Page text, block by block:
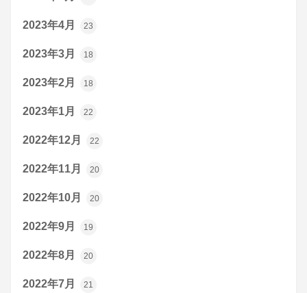
2023年4月 23
2023年3月 18
2023年2月 18
2023年1月 22
2022年12月 22
2022年11月 20
2022年10月 20
2022年9月 19
2022年8月 20
2022年7月 21